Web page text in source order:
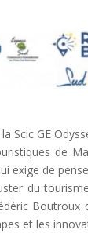
Scic GE
de
exige de
du
et les